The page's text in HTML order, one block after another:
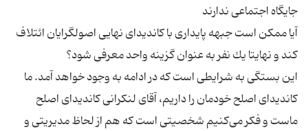
آیا ممكن است جبهه پایداری با كاندیدای نهایی اصولگرایان ائتلاف
این بستگی به شرایطی است كه در ادامه به وجود خواهد آمد. ما
كاندیدای اصلح خودمان را داریم، آقای لنكرانی كاندیدای اصلح
ماست و فكر می‌كنیم شخصیتی است كه هم از لحاظ مدیریتی و